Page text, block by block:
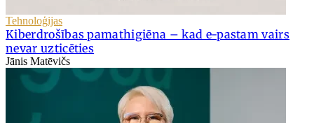
Tehnoloģijas
Kiberdrošības pamathigiēna – kad e-pastam vairs
nevar uzticēties
Jānis Matēvičs